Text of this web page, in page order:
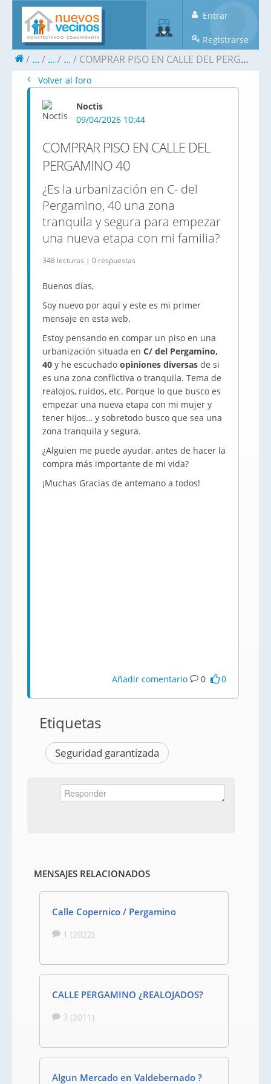
Entrar
Registrarse
... ... ... COMPRAR PISO EN CALLE DEL PERGAMINO 40
Volver al foro
Noctis
09/04/2026 10:44
COMPRAR PISO EN CALLE DEL
PERGAMINO 40
¿Es la urbanización en C- del
Pergamino, 40 una zona
tranquila y segura para empezar
una nueva etapa con mi familia?
348 lecturas | 0 respuestas
Buenos días,
Soy nuevo por aquí y este es mi primer
mensaje en esta web.
Estoy pensando en compar un piso en una
urbanización situada en C/ del Pergamino,
40 y he escuchado opiniones diversas de si
es una zona conflictiva o tranquila. Tema de
realojos, ruidos, etc. Porque lo que busco es
empezar una nueva etapa con mi mujer y
tener hijos… y sobretodo busco que sea una
zona tranquila y segura.
¿Alguien me puede ayudar, antes de hacer la
compra más importante de mi vida?
¡Muchas Gracias de antemano a todos!
Añadir comentario 0 0
Etiquetas
Seguridad garantizada
MENSAJES RELACIONADOS
Calle Copernico / Pergamino
1 (2022)
CALLE PERGAMINO ¿REALOJADOS?
3 (2011)
Algun Mercado en Valdebernado ?